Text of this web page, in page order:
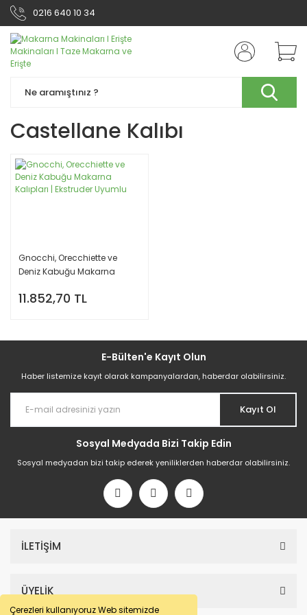
Çerezleri kullanıyoruz Web sitemizde
0216 640 10 34
Castellane Kalıbı
Gnocchi, Orecchiette ve
Deniz Kabuğu Makarna
11.852,70 TL
E-Bülten'e Kayıt Olun
Haber listemize kayıt olarak kampanyalardan, haberdar olabilirsiniz.
Kayıt Ol
Sosyal Medyada Bizi Takip Edin
Sosyal medyadan bizi takip ederek yeniliklerden haberdar olabilirsiniz.
İLETİŞİM
ÜYELİK